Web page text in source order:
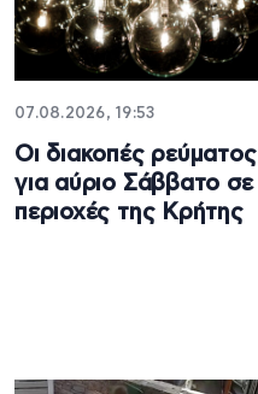
07.08.2026, 19:53
Οι διακοπές ρεύματος
για αύριο Σάββατο σε
περιοχές της Κρήτης